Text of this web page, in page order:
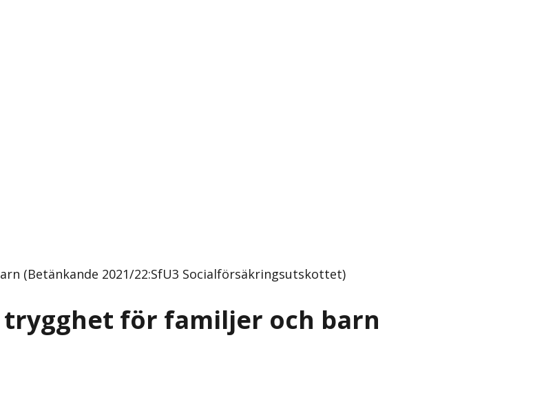
(Betänkande 2021/22:SfU3 Socialförsäkringsutskottet)
för familjer och barn